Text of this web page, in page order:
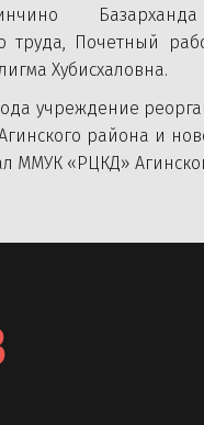
труда, Почетный
Хубисхаловна.
учреждение
района и
ММУК «РЦКД»